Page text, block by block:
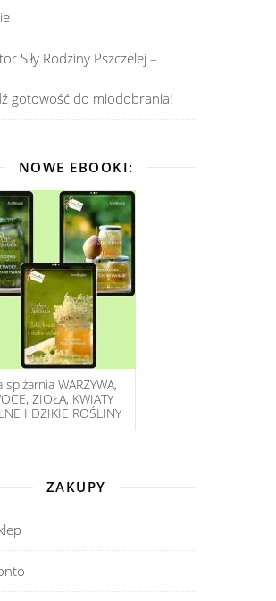
Siły Rodziny Pszczelej –
gotowość do miodobrania!
NOWE EBOOKI:
spiżarnia WARZYWA,
ZIOŁA, KWIATY
I DZIKIE ROŚLINY
ZAKUPY